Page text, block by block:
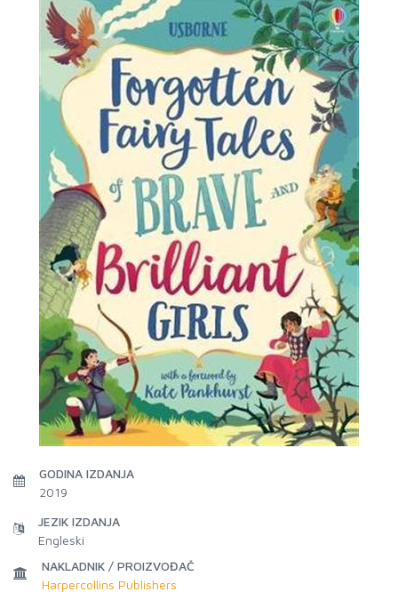
GODINA IZDANJA
2019
JEZIK IZDANJA
Engleski
NAKLADNIK / PROIZVOĐAČ
Harpercollins Publishers